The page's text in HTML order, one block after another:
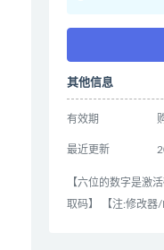
其他信息
有效期
最近更新
【六位的数字是激
取码】 【注:修改器